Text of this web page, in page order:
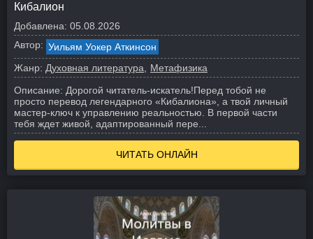
Кибалион
Добавлена: 05.08.2026
Автор: Уильям Уокер Аткинсон
Жанр: Духовная литература
Метафизика
Описание: Дорогой читатель-искатель!Перед тобой не
просто перевод легендарного «Кибалиона», а твой личный
мастер-ключ к управлению реальностью. В первой части
тебя ждет живой, адаптированный пере...
ЧИТАТЬ ОНЛАЙН